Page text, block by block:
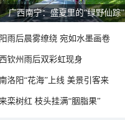
广西南宁：盛夏里的“绿野仙踪”
雨后晨雾缭绕 宛如水墨画卷
钦州雨后双彩虹现身
洛阳“花海”上线 美景引客来
栾树红 枝头挂满“胭脂果”